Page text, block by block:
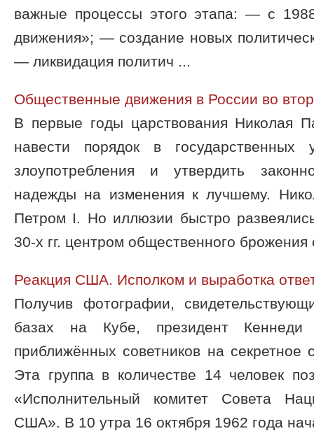
важные процессы этого этапа: — с
движения»; — создание новых
— ликвидация политич ...
Общественные движения в России во
В первые годы царствования Николая
навести порядок в государственных
злоупотребления и утвердить
надежды на изменения к лучшему.
Петром I. Но иллюзии быстро
30-х гг. центром общественного брожения
Реакция США. Исполком и выработка
Получив фотографии,
базах на Кубе, президент Кеннеди
приближённых советников на
Эта группа в количестве 14 человек
«Исполнительный комитет Совета
США». В 10 утра 16 октября 1962 года